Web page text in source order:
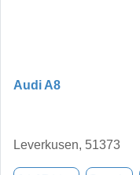
Audi A8
Leverkusen, 51373